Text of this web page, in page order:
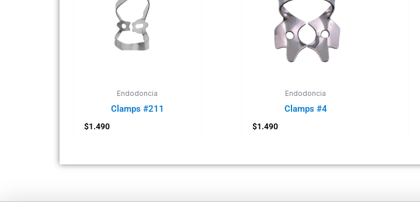
Endodoncia
Clamps #211
$1.490
Endodoncia
Clamps #4
$1.490